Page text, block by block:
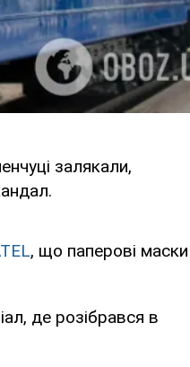
залякали,
, що паперові маски
де розібрався в